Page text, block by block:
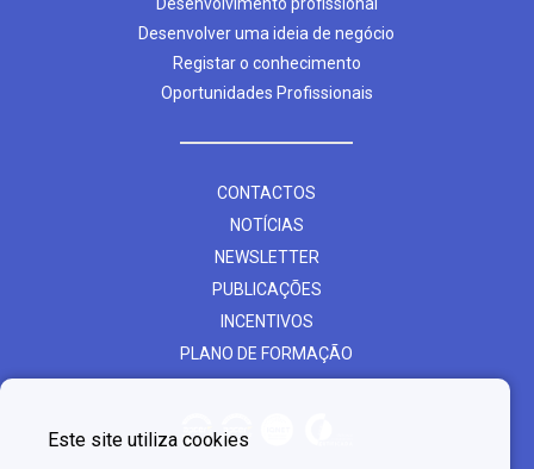
Desenvolver uma ideia de negócio
Registar o conhecimento
Oportunidades Profissionais
CONTACTOS
NOTÍCIAS
NEWSLETTER
PUBLICAÇÕES
INCENTIVOS
PLANO DE FORMAÇÃO
Este site utiliza cookies